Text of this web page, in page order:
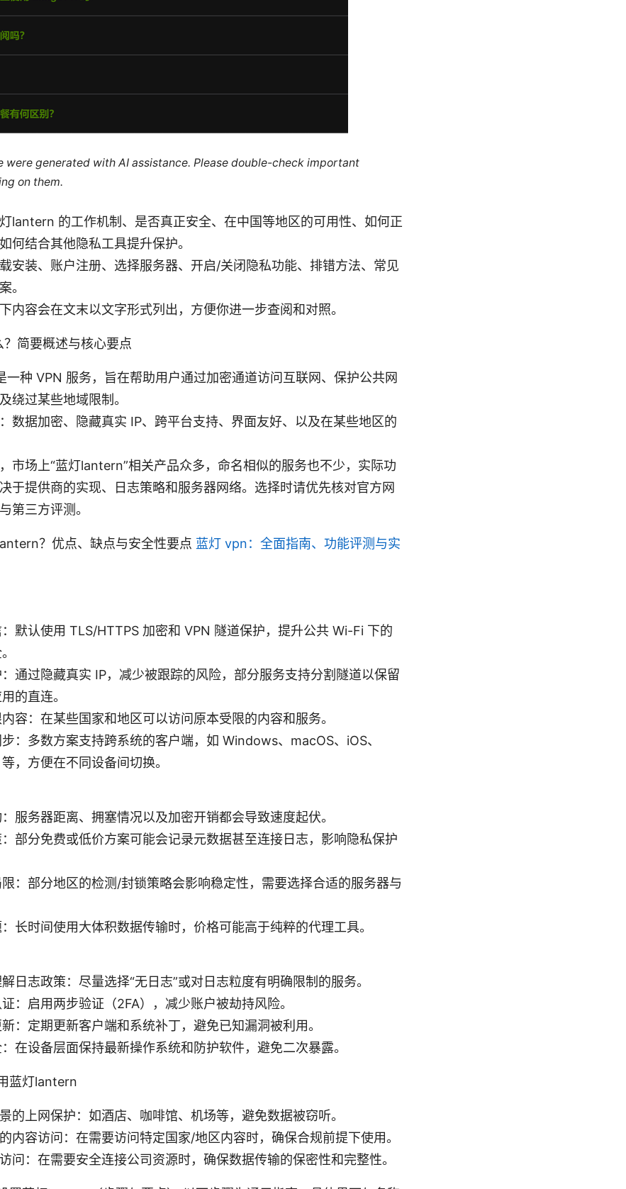
were generated with AI assistance. Please double-check important
on them.
lantern 的工作机制、是否真正安全、在中国等地区的可用性、如何正
何结合其他隐私工具提升保护。
安装、账户注册、选择服务器、开启/关闭隐私功能、排错方法、常见
。
内容会在文末以文字形式列出，方便你进一步查阅和对照。
简要概述与核心要点
一种 VPN 服务，旨在帮助用户通过加密通道访问互联网、保护公共网
绕过某些地域限制。
数据加密、隐藏真实 IP、跨平台支持、界面友好、以及在某些地区的
市场上“蓝灯lantern”相关产品众多，命名相似的服务也不少，实际功
于提供商的实现、日志策略和服务器网络。选择时请优先核对官方网
第三方评测。
？优点、缺点与安全性要点 蓝灯 vpn：全面指南、功能评测与实
默认使用 TLS/HTTPS 加密和 VPN 隧道保护，提升公共 Wi-Fi 下的
：通过隐藏真实 IP，减少被跟踪的风险，部分服务支持分割隧道以保留
的直连。
容：在某些国家和地区可以访问原本受限的内容和服务。
：多数方案支持跨系统的客户端，如 Windows、macOS、iOS、
，方便在不同设备间切换。
服务器距离、拥塞情况以及加密开销都会导致速度起伏。
：部分免费或低价方案可能会记录元数据甚至连接日志，影响隐私保护
：部分地区的检测/封锁策略会影响稳定性，需要选择合适的服务器与
长时间使用大体积数据传输时，价格可能高于纯粹的代理工具。
日志政策：尽量选择“无日志”或对日志粒度有明确限制的服务。
：启用两步验证（2FA），减少账户被劫持风险。
：定期更新客户端和系统补丁，避免已知漏洞被利用。
在设备层面保持最新操作系统和防护软件，避免二次暴露。
蓝灯lantern
的上网保护：如酒店、咖啡馆、机场等，避免数据被窃听。
内容访问：在需要访问特定国家/地区内容时，确保合规前提下使用。
问：在需要安全连接公司资源时，确保数据传输的保密性和完整性。